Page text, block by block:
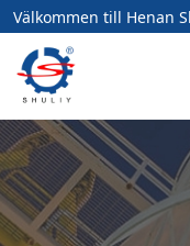
Välkommen till Henan